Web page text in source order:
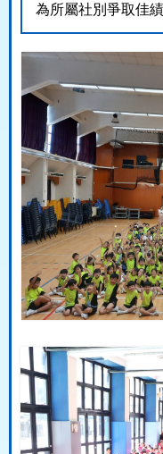
為所屬社別爭取佳